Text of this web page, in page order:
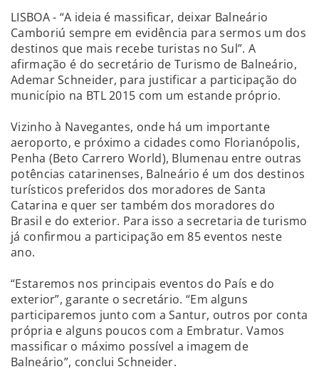
LISBOA - “A ideia é massificar, deixar Balneário
Camboriú sempre em evidência para sermos um dos
destinos que mais recebe turistas no Sul”. A
afirmação é do secretário de Turismo de Balneário,
Ademar Schneider, para justificar a participação do
município na BTL 2015 com um estande próprio.
Vizinho à Navegantes, onde há um importante
aeroporto, e próximo a cidades como Florianópolis,
Penha (Beto Carrero World), Blumenau entre outras
potências catarinenses, Balneário é um dos destinos
turísticos preferidos dos moradores de Santa
Catarina e quer ser também dos moradores do
Brasil e do exterior. Para isso a secretaria de turismo
já confirmou a participação em 85 eventos neste
ano.
“Estaremos nos principais eventos do País e do
exterior”, garante o secretário. “Em alguns
participaremos junto com a Santur, outros por conta
própria e alguns poucos com a Embratur. Vamos
massificar o máximo possível a imagem de
Balneário”, conclui Schneider.